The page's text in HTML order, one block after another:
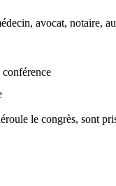
avocat, notaire,
le congrès, sont